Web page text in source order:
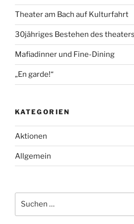
Theater am Bach auf Kulturfahrt
30jähriges Bestehen des
Mafiadinner und Fine-Dining
„En garde!“
KATEGORIEN
Aktionen
Allgemein
nach: